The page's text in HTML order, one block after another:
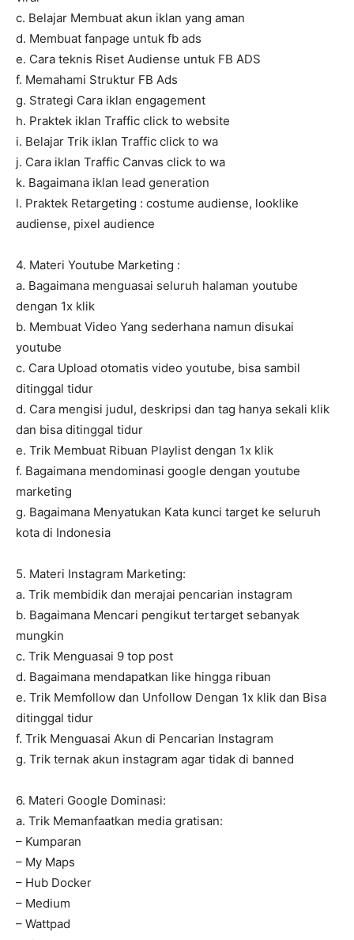
c. Belajar Membuat akun iklan yang aman
d. Membuat fanpage untuk fb ads
e. Cara teknis Riset Audiense untuk FB ADS
f. Memahami Struktur FB Ads
g. Strategi Cara iklan engagement
h. Praktek iklan Traffic click to website
i. Belajar Trik iklan Traffic click to wa
j. Cara iklan Traffic Canvas click to wa
k. Bagaimana iklan lead generation
l. Praktek Retargeting : costume audiense, looklike
audiense, pixel audience
4. Materi Youtube Marketing :
a. Bagaimana menguasai seluruh halaman youtube
dengan 1x klik
b. Membuat Video Yang sederhana namun disukai
youtube
c. Cara Upload otomatis video youtube, bisa sambil
ditinggal tidur
d. Cara mengisi judul, deskripsi dan tag hanya sekali klik
dan bisa ditinggal tidur
e. Trik Membuat Ribuan Playlist dengan 1x klik
f. Bagaimana mendominasi google dengan youtube
marketing
g. Bagaimana Menyatukan Kata kunci target ke seluruh
kota di Indonesia
5. Materi Instagram Marketing:
a. Trik membidik dan merajai pencarian instagram
b. Bagaimana Mencari pengikut tertarget sebanyak
mungkin
c. Trik Menguasai 9 top post
d. Bagaimana mendapatkan like hingga ribuan
e. Trik Memfollow dan Unfollow Dengan 1x klik dan Bisa
ditinggal tidur
f. Trik Menguasai Akun di Pencarian Instagram
g. Trik ternak akun instagram agar tidak di banned
6. Materi Google Dominasi:
a. Trik Memanfaatkan media gratisan:
– Kumparan
– My Maps
– Hub Docker
– Medium
– Wattpad